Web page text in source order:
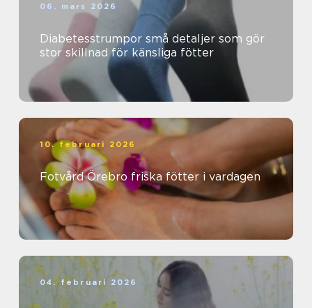
06. mars 2026
Diabetesstrumpor små detaljer som gör
stor skillnad för känsliga fötter
10. februari 2026
Fotvård Örebro friska fötter i vardagen
04. februari 2026